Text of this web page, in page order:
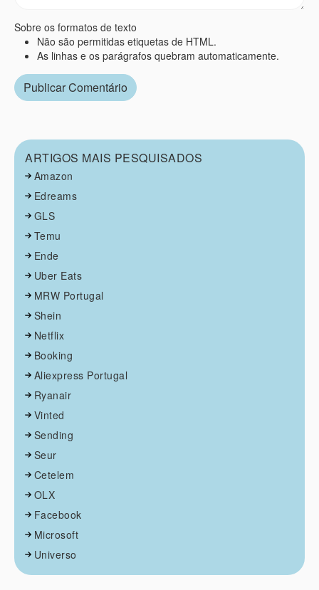
Sobre os formatos de texto
Não são permitidas etiquetas de HTML.
As linhas e os parágrafos quebram automaticamente.
ARTIGOS MAIS PESQUISADOS
Amazon
Edreams
GLS
Temu
Ende
Uber Eats
MRW Portugal
Shein
Netflix
Booking
Aliexpress Portugal
Ryanair
Vinted
Sending
Seur
Cetelem
OLX
Facebook
Microsoft
Universo